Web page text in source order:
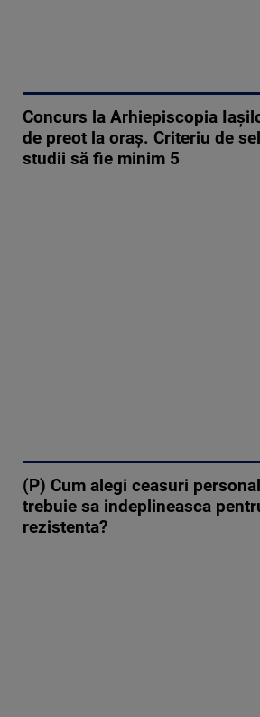
Concurs la Arhiepiscopia
de preot la oraș. Criteriu de
studii să fie minim 5
(P) Cum alegi ceasuri
trebuie sa indeplineasca
rezistenta?